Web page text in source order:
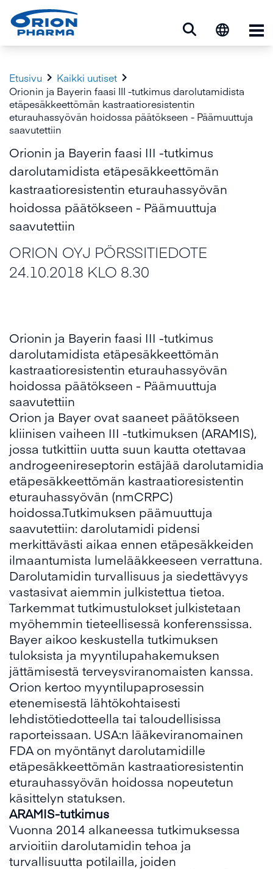
Etusivu  Kaikki uutiset 
Orionin ja Bayerin faasi III -tutkimus darolutamidista
etäpesäkkeettömän kastraatioresistentin
eturauhassyövän hoidossa päätökseen - Päämuuttuja
saavutettiin
Orionin ja Bayerin faasi III -tutkimus
darolutamidista etäpesäkkeettömän
kastraatioresistentin eturauhassyövän
hoidossa päätökseen - Päämuuttuja
saavutettiin
ORION OYJ PÖRSSITIEDOTE
24.10.2018 KLO 8.30
Orionin ja Bayerin faasi III -tutkimus
darolutamidista etäpesäkkeettömän
kastraatioresistentin eturauhassyövän
hoidossa päätökseen - Päämuuttuja
saavutettiin
Orion ja Bayer ovat saaneet päätökseen
kliinisen vaiheen III -tutkimuksen (ARAMIS),
jossa tutkittiin uutta suun kautta otettavaa
androgeenireseptorin estäjää darolutamidia
etäpesäkkeettömän kastraatioresistentin
eturauhassyövän (nmCRPC)
hoidossa.Tutkimuksen päämuuttuja
saavutettiin: darolutamidi pidensi
merkittävästi aikaa ennen etäpesäkkeiden
ilmaantumista lumelääkkeeseen verrattuna.
Darolutamidin turvallisuus ja siedettävyys
vastasivat aiemmin julkistettua tietoa.
Tarkemmat tutkimustulokset julkistetaan
myöhemmin tieteellisessä konferenssissa.
Bayer aikoo keskustella tutkimuksen
tuloksista ja myyntilupahakemuksen
jättämisestä terveysviranomaisten kanssa.
Orion kertoo myyntilupaprosessin
etenemisestä lähtökohtaisesti
lehdistötiedotteella tai taloudellisissa
raporteissaan. USA:n lääkeviranomainen
FDA on myöntänyt darolutamidille
etäpesäkkeettömän kastraatioresistentin
eturauhassyövän hoidossa nopeutetun
käsittelyn statuksen.
ARAMIS-tutkimus
Vuonna 2014 alkaneessa tutkimuksessa
arvioitiin darolutamidin tehoa ja
turvallisuutta potilailla, joiden